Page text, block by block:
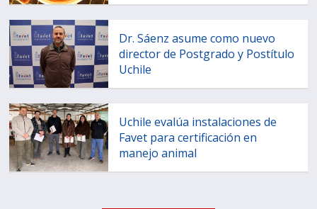
Dr. Sáenz asume como nuevo
director de Postgrado y Postítulo
Uchile
Uchile evalúa instalaciones de
Favet para certificación en
manejo animal